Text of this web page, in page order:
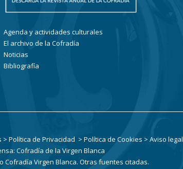
Agenda y actividades culturales
El archivo de la Cofradía
Noticias
Bibliografía
> Política de Privacidad > Política de Cookies > Aviso legal
Cofradía de la Virgen Blanca
Cofradía Virgen Blanca. Otras fuentes citadas.